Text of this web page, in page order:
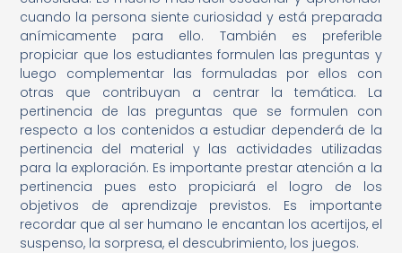
cuando la persona siente curiosidad y está preparada
anímicamente para ello. También es preferible
propiciar que los estudiantes formulen las preguntas y
luego complementar las formuladas por ellos con
otras que contribuyan a centrar la temática. La
pertinencia de las preguntas que se formulen con
respecto a los contenidos a estudiar dependerá de la
pertinencia del material y las actividades utilizadas
para la exploración. Es importante prestar atención a la
pertinencia pues esto propiciará el logro de los
objetivos de aprendizaje previstos. Es importante
recordar que al ser humano le encantan los acertijos, el
suspenso, la sorpresa, el descubrimiento, los juegos.